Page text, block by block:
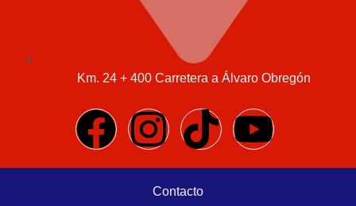
Km. 24 + 400 Carretera a Álvaro Obregón
Contacto